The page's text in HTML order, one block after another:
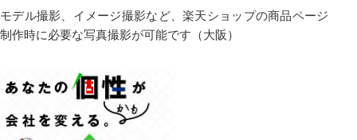
モデル撮影、イメージ撮影など、楽天ショップの商品ページ
制作時に必要な写真撮影が可能です（大阪）